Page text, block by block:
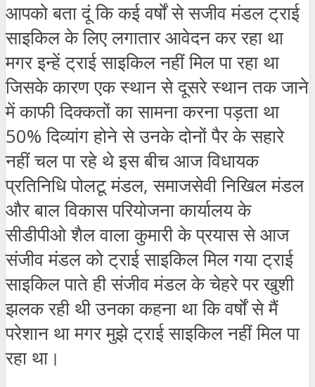
आपको बता दूं कि कई वर्षों से सजीव मंडल ट्राई
साइकिल के लिए लगातार आवेदन कर रहा था
मगर इन्हें ट्राई साइकिल नहीं मिल पा रहा था
जिसके कारण एक स्थान से दूसरे स्थान तक जाने
में काफी दिक्कतों का सामना करना पड़ता था
50% दिव्यांग होने से उनके दोनों पैर के सहारे
नहीं चल पा रहे थे इस बीच आज विधायक
प्रतिनिधि पोलटू मंडल, समाजसेवी निखिल मंडल
और बाल विकास परियोजना कार्यालय के
सीडीपीओ शैल वाला कुमारी के प्रयास से आज
संजीव मंडल को ट्राई साइकिल मिल गया ट्राई
साइकिल पाते ही संजीव मंडल के चेहरे पर खुशी
झलक रही थी उनका कहना था कि वर्षों से मैं
परेशान था मगर मुझे ट्राई साइकिल नहीं मिल पा
रहा था।